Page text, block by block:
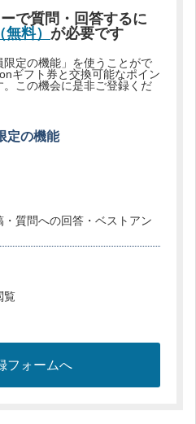
で質問・回答するに
料） が必要です
定の機能」を使うことがで
ギフト券と交換可能なポイン
。この機会に是非ご登録くだ
定の機能
質問への回答・ベストアン
覧
フォームへ